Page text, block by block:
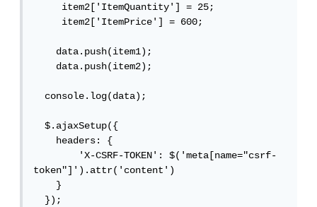
     item2['ItemQuantity'] = 25;
     item2['ItemPrice'] = 600;
    data.push(item1);
    data.push(item2);
  console.log(data);
  $.ajaxSetup({
    headers: {
        'X-CSRF-TOKEN': $('meta[name="csrf-
token"]').attr('content')
    }
  });